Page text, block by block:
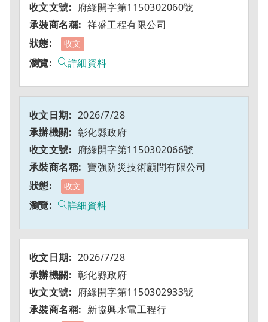
府綠開字第1150302060號
祥盛工程有限公司
收文
詳細資料
2026/7/28
彰化縣政府
府綠開字第1150302066號
寶強防災技術顧問有限公司
收文
詳細資料
2026/7/28
彰化縣政府
府綠開字第1150302933號
新協興水電工程行